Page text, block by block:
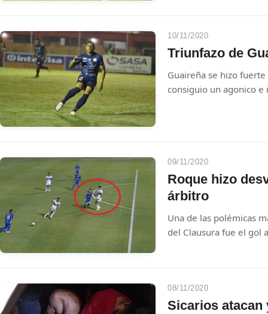
10/11/2020
Triunfazo de
Guaireña se hizo
consiguio un agonico
09/11/2020
Roque hizo
árbitro
Una de las polémicas
del Clausura fue el gol
08/11/2020
Sicarios atacan